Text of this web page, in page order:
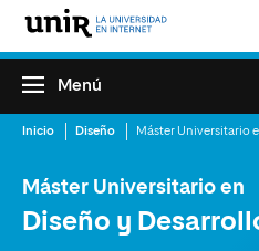
Menú
Inicio Diseño
Máster Universitario en
Diseño y